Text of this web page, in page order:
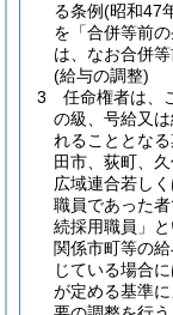
る条例(昭和47
を「合併等前
は、なお合併等
(給与の調整)
3
任命権者は、
の級、号給又
れることとな
田市、荻町、
広域連合若し
職員であった
続採用職員」
関係市町等の
じている場合
が定める基準